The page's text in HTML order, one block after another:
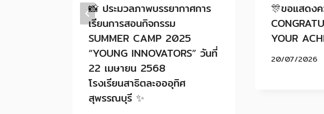
📸 ประมวลภาพบรรยากาศการ
เรียนการสอนกิจกรรม
SUMMER CAMP 2025
“YOUNG INNOVATORS” วันที่
22 เมษายน 2568
โรงเรียนสาธิตละอออุทิศ
สุพรรณบุรี ✨
🎊ขอแสดง
YOUR
20/07/2026